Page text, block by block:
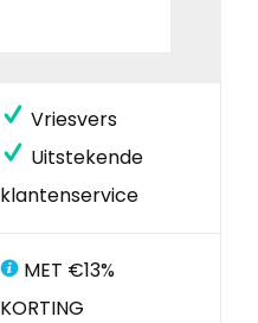
Vriesvers
Uitstekende
klantenservice
MET €13%
KORTING